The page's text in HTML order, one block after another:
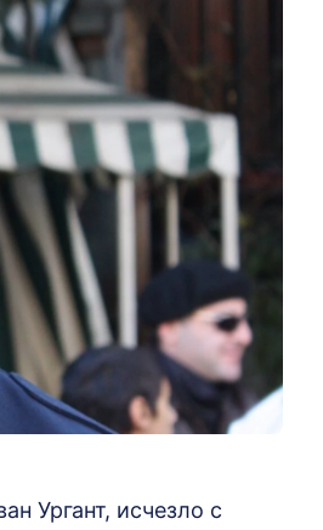
Ургант, исчезло с